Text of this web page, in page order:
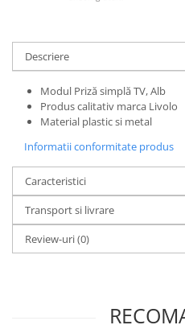
Descriere
Modul Priză simplă TV, Alb
Produs calitativ marca Livolo
Material plastic si metal
Informatii conformitate produs
Caracteristici
Transport si livrare
Review-uri(0)